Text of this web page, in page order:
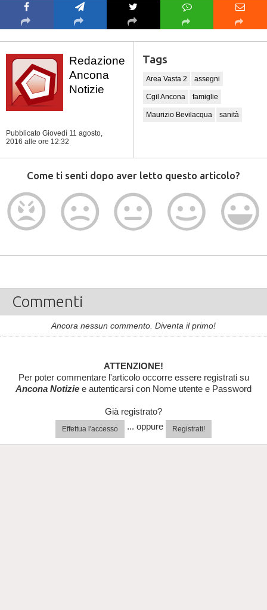
Redazione
Ancona
Notizie
Pubblicato Giovedì 11 agosto,
2016 alle ore 12:32
Tags
Area Vasta 2 assegni
Cgil Ancona famiglie
Maurizio Bevilacqua sanità
Come ti senti dopo aver letto questo articolo?
Commenti
Ancora nessun commento. Diventa il primo!
ATTENZIONE!
Per poter commentare l'articolo occorre essere registrati su
Ancona Notizie e autenticarsi con Nome utente e Password
Già registrato?
Effettua l'accesso ... oppure Registrati!